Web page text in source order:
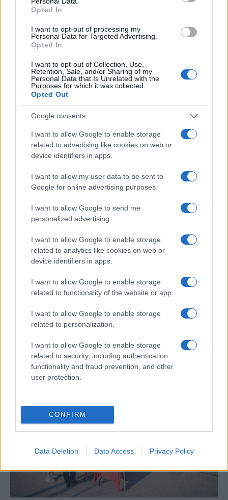
Opted In
I want to opt-out of processing my
Personal Data for Targeted Advertising.
Opted In
I want to opt-out of Collection, Use,
Retention, Sale, and/or Sharing of my
Personal Data that Is Unrelated with the
Purposes for which it was collected.
Opted Out
Google consents
I want to allow Google to enable storage
related to advertising like cookies on web or
device identifiers in apps.
I want to allow my user data to be sent to
Google for online advertising purposes.
I want to allow Google to send me
personalized advertising.
I want to allow Google to enable storage
related to analytics like cookies on web or
device identifiers in apps.
I want to allow Google to enable storage
related to functionality of the website or app.
I want to allow Google to enable storage
related to personalization.
I want to allow Google to enable storage
related to security, including authentication
functionality and fraud prevention, and other
user protection.
CONFIRM
Data Deletion Data Access Privacy Policy
az Omer Adammal lefényképezett baráti
ölelésnek.
Ramadan palesztin zászlóra változtatta
Facebook-fiókjának borítóképét,
nyilvánvalóan az indulatok lecsillapítása
érdekében.
alijázó érkezett Izraelbe